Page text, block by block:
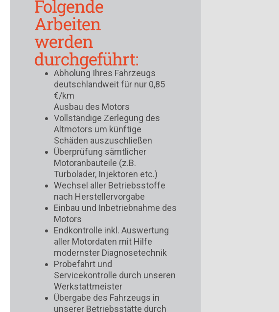
Folgende
Arbeiten
werden
durchgeführt:
Abholung Ihres Fahrzeugs
deutschlandweit für nur 0,85
€/km
Ausbau des Motors
Vollständige Zerlegung des
Altmotors um künftige
Schäden auszuschließen
Überprüfung sämtlicher
Motoranbauteile (z.B.
Turbolader, Injektoren etc.)
Wechsel aller Betriebsstoffe
nach Herstellervorgabe
Einbau und Inbetriebnahme des
Motors
Endkontrolle inkl. Auswertung
aller Motordaten mit Hilfe
modernster Diagnosetechnik
Probefahrt und
Servicekontrolle durch unseren
Werkstattmeister
Übergabe des Fahrzeugs in
unserer Betriebsstätte durch